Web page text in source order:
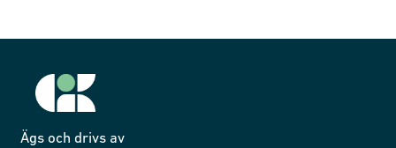
Ägs och drivs av